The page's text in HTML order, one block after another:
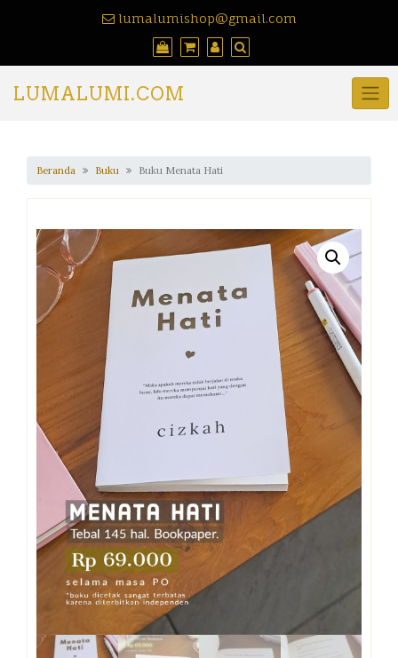
lumalumishop@gmail.com
LUMALUMI.COM
Beranda Buku Buku Menata Hati